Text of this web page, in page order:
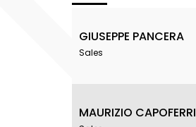
GIUSEPPE PANCERA
Sales
MAURIZIO CAPOFERRI